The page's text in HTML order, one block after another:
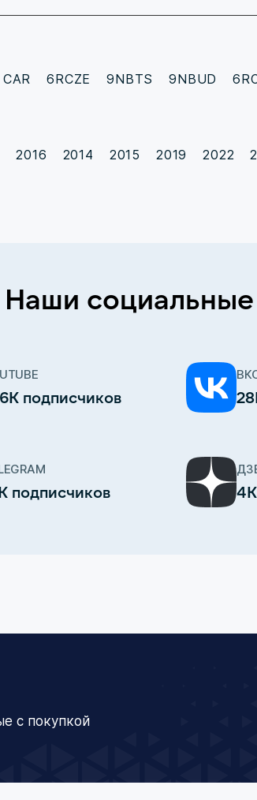
6RCZE 9NBTS 9NBUD
2016 2014 2015 2019 2022
Наши социальные
подписчиков
подписчиков
с покупкой